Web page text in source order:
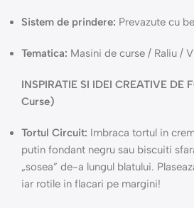
Sistem de prindere: Prevazute cu
Tematica: Masini de curse / Raliu /
INSPIRATIE SI IDEI CREATIVE DE
Curse)
Tortul Circuit: Imbraca tortul in
putin fondant negru sau biscuiti
„sosea” de-a lungul blatului.
iar rotile in flacari pe margini!